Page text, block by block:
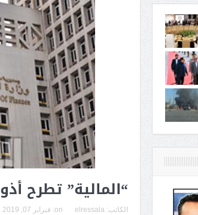
“المالية” تطرح أذون
الكاتب: elressala
on: فبراير 07, 2019